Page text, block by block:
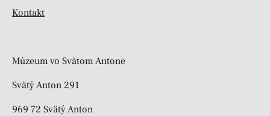
Kontakt
Múzeum vo Svätom Antone
Svätý Anton 291
969 72 Svätý Anton